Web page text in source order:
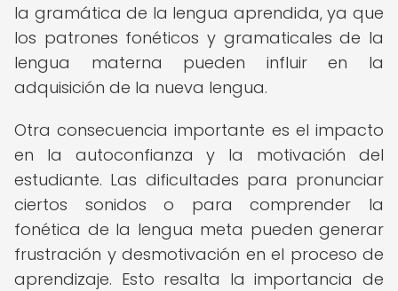
la gramática de la lengua aprendida, ya que
los patrones fonéticos y gramaticales de la
lengua materna pueden influir en la
adquisición de la nueva lengua.
Otra consecuencia importante es el impacto
en la autoconfianza y la motivación del
estudiante. Las dificultades para pronunciar
ciertos sonidos o para comprender la
fonética de la lengua meta pueden generar
frustración y desmotivación en el proceso de
aprendizaje. Esto resalta la importancia de